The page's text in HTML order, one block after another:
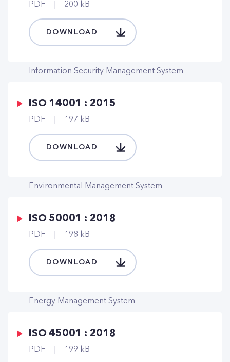
PDF 200 kB
DOWNLOAD
Information Security Management System
ISO 14001 : 2015
PDF 197 kB
DOWNLOAD
Environmental Management System
ISO 50001 : 2018
PDF 198 kB
DOWNLOAD
Energy Management System
ISO 45001 : 2018
PDF 199 kB